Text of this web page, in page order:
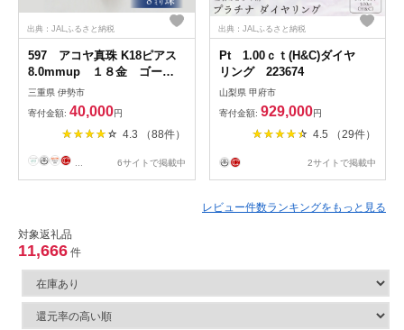
出典：JALふるさと納税
597 アコヤ真珠 K18ピアス
8.0mmup １８金 ゴール
ド ジュエリー 貴金属 パ
ール 定番 フォーマル ギ
フト 贈り物 シンプル 冠
婚葬祭 結婚式入学式 卒業
式 伊勢志摩
三重県 伊勢市
寄付金額: 40,000円
4.3 （88件）
6サイトで掲載中
出典：JALふるさと納税
Pt 1.00ｃｔ(H&C)ダイヤ
リング 223674
山梨県 甲府市
寄付金額: 929,000円
4.5 （29件）
2サイトで掲載中
レビュー件数ランキングをもっと見る
対象返礼品
11,666 件